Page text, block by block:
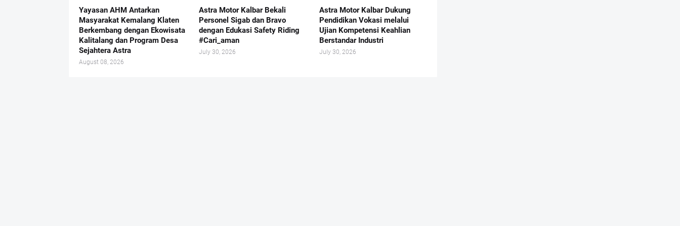
Yayasan AHM Antarkan
Masyarakat Kemalang Klaten
Berkembang dengan Ekowisata
Kalitalang dan Program Desa
Sejahtera Astra
August 08, 2026
Astra Motor Kalbar Bekali
Personel Sigab dan Bravo
dengan Edukasi Safety Riding
#Cari_aman
July 30, 2026
Astra Motor Kalbar Dukung
Pendidikan Vokasi melalui
Ujian Kompetensi Keahlian
Berstandar Industri
July 30, 2026